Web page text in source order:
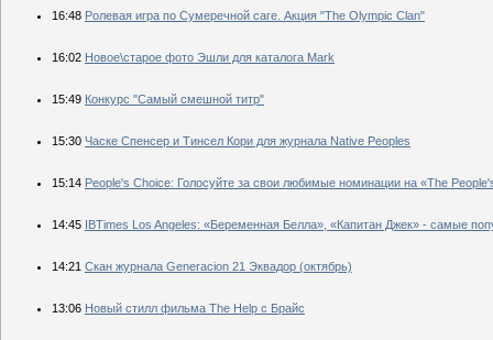
16:48 Ролевая игра по Сумеречной саге. Акция "The Olympic Clan"
16:02 Новое\старое фото Эшли для каталога Mark
15:49 Конкурс "Самый смешной титр"
15:30 Часке Спенсер и Тинсел Кори для журнала Native Peoples
15:14 People's Choiсe: Голосуйте за свои любимые номинации на «The
14:45 IBTimes Los Angeles: «Беременная Белла», «Капитан Джек» - самые
14:21 Скан журнала Generacion 21 Эквадор (октябрь)
13:06 Новый стилл фильма The Help с Брайс